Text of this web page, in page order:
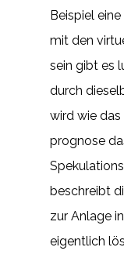
Beispiel
mit den
sein gibt es
durch
wird wie
prognose
beschreibt
zur Anlage
eigentlich